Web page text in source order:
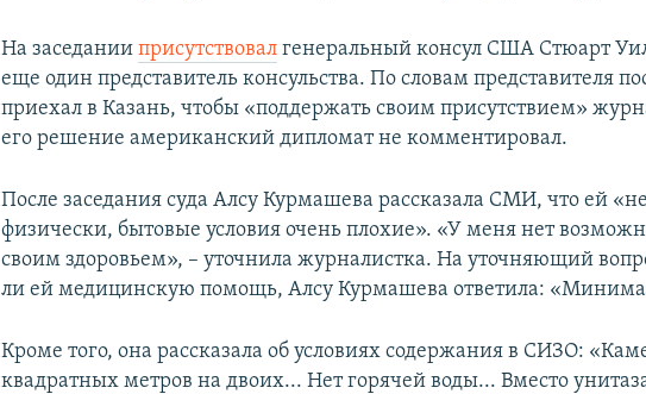
На заседанииприсутствовал генеральный консул США Стюарт
еще один представитель консульства. По словам представителя
приехал в Казань, чтобы «поддержать своим присутствием»
его решение американский дипломат не комментировал.
После заседания суда Алсу Курмашева рассказала СМИ, что ей
физически, бытовые условия очень плохие». «У меня нет
своим здоровьем», – уточнила журналистка. На уточняющий
ли ей медицинскую помощь, Алсу Курмашева ответила:
Кроме того, она рассказала об условиях содержания в СИЗО:
квадратных метров на двоих... Нет горячей воды... Вместо